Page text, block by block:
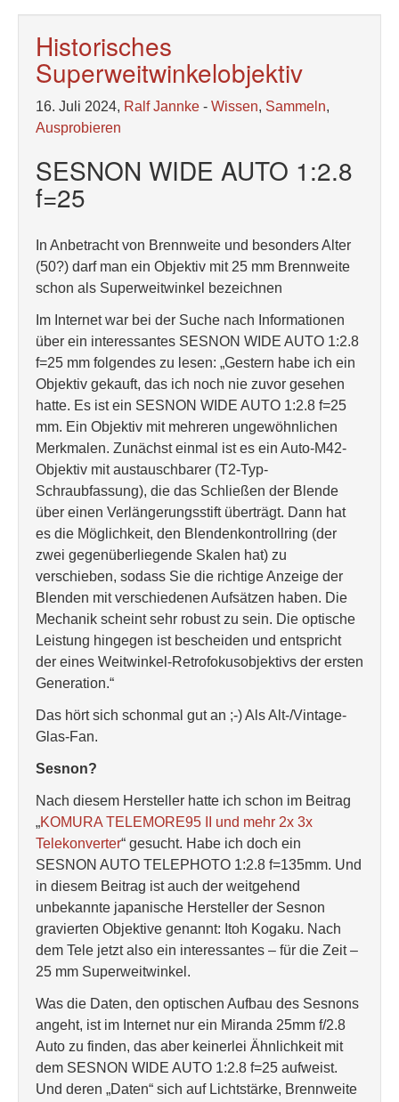
Historisches
Superweitwinkelobjektiv
16. Juli 2024, Ralf Jannke - Wissen, Sammeln,
Ausprobieren
SESNON WIDE AUTO 1:2.8
f=25
In Anbetracht von Brennweite und besonders Alter
(50?) darf man ein Objektiv mit 25 mm Brennweite
schon als Superweitwinkel bezeichnen
Im Internet war bei der Suche nach Informationen
über ein interessantes SESNON WIDE AUTO 1:2.8
f=25 mm folgendes zu lesen: „Gestern habe ich ein
Objektiv gekauft, das ich noch nie zuvor gesehen
hatte. Es ist ein SESNON WIDE AUTO 1:2.8 f=25
mm. Ein Objektiv mit mehreren ungewöhnlichen
Merkmalen. Zunächst einmal ist es ein Auto-M42-
Objektiv mit austauschbarer (T2-Typ-
Schraubfassung), die das Schließen der Blende
über einen Verlängerungsstift überträgt. Dann hat
es die Möglichkeit, den Blendenkontrollring (der
zwei gegenüberliegende Skalen hat) zu
verschieben, sodass Sie die richtige Anzeige der
Blenden mit verschiedenen Aufsätzen haben. Die
Mechanik scheint sehr robust zu sein. Die optische
Leistung hingegen ist bescheiden und entspricht
der eines Weitwinkel-Retrofokusobjektivs der ersten
Generation.“
Das hört sich schonmal gut an ;-) Als Alt-/Vintage-
Glas-Fan.
Sesnon?
Nach diesem Hersteller hatte ich schon im Beitrag
„KOMURA TELEMORE95 II und mehr 2x 3x
Telekonverter“ gesucht. Habe ich doch ein
SESNON AUTO TELEPHOTO 1:2.8 f=135mm. Und
in diesem Beitrag ist auch der weitgehend
unbekannte japanische Hersteller der Sesnon
gravierten Objektive genannt: Itoh Kogaku. Nach
dem Tele jetzt also ein interessantes – für die Zeit –
25 mm Superweitwinkel.
Was die Daten, den optischen Aufbau des Sesnons
angeht, ist im Internet nur ein Miranda 25mm f/2.8
Auto zu finden, das aber keinerlei Ähnlichkeit mit
dem SESNON WIDE AUTO 1:2.8 f=25 aufweist.
Und deren „Daten“ sich auf Lichtstärke, Brennweite